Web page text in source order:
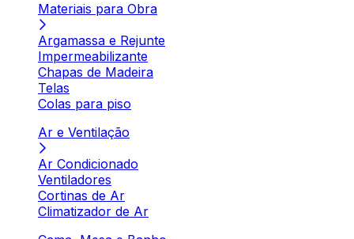
Materiais para Obra
Argamassa e Rejunte
Impermeabilizante
Chapas de Madeira
Telas
Colas para piso
Ar e Ventilação
Ar Condicionado
Ventiladores
Cortinas de Ar
Climatizador de Ar